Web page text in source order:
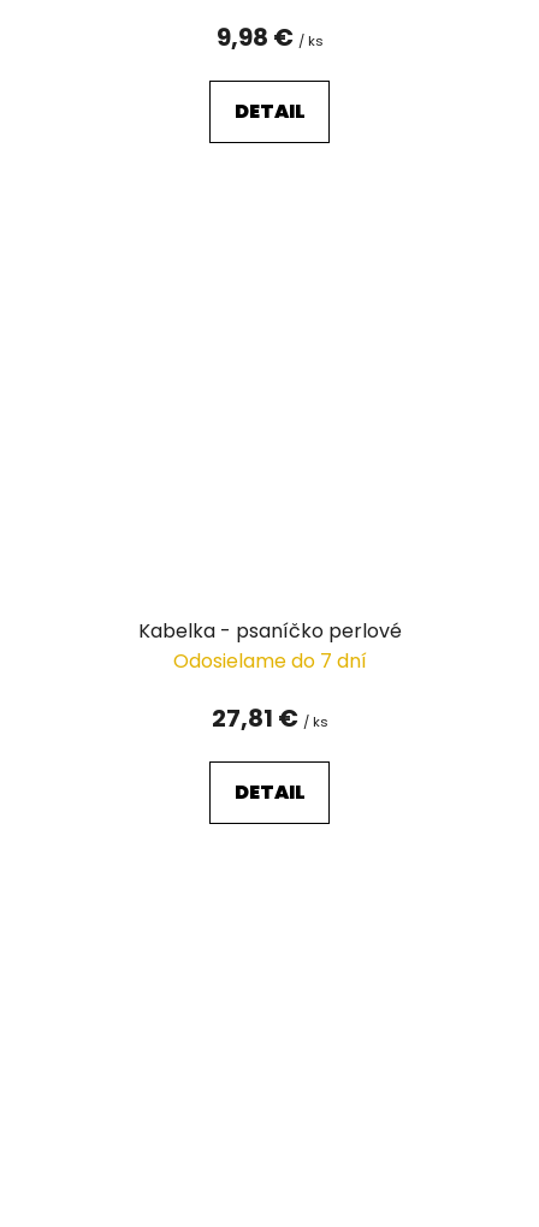
9,98 € / ks
DETAIL
Kabelka - psaníčko perlové
Odosielame do 7 dní
27,81 € / ks
DETAIL